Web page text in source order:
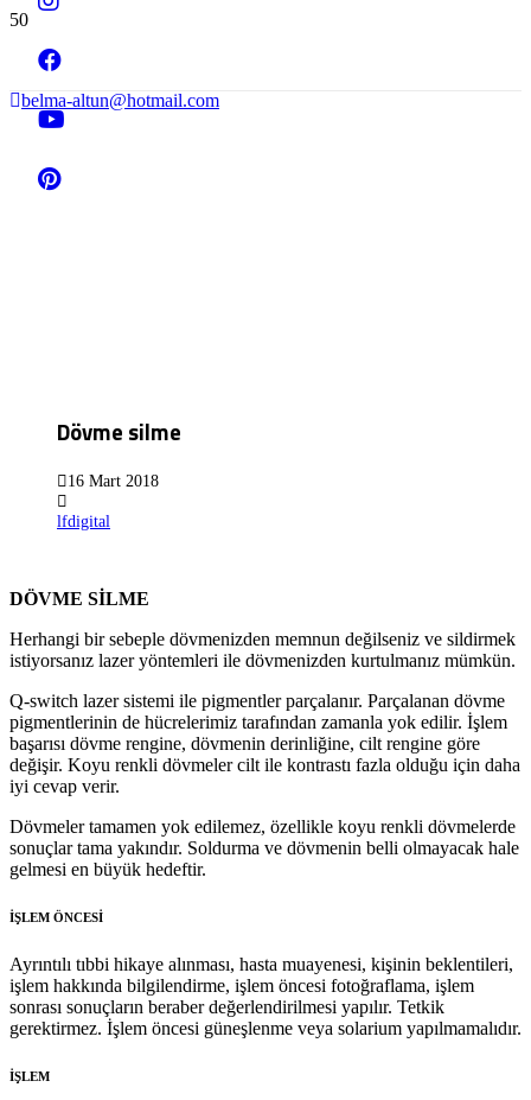
belma-altun@hotmail.com
Dövme silme
16 Mart 2018
lfdigital
DÖVME SİLME
Herhangi bir sebeple dövmenizden memnun değilseniz ve sildirmek
istiyorsanız lazer yöntemleri ile dövmenizden kurtulmanız mümkün.
Q-switch lazer sistemi ile pigmentler parçalanır. Parçalanan dövme
pigmentlerinin de hücrelerimiz tarafından zamanla yok edilir. İşlem
başarısı dövme rengine, dövmenin derinliğine, cilt rengine göre
değişir. Koyu renkli dövmeler cilt ile kontrastı fazla olduğu için daha
iyi cevap verir.
Dövmeler tamamen yok edilemez, özellikle koyu renkli dövmelerde
sonuçlar tama yakındır. Soldurma ve dövmenin belli olmayacak hale
gelmesi en büyük hedeftir.
İŞLEM ÖNCESİ
Ayrıntılı tıbbi hikaye alınması, hasta muayenesi, kişinin beklentileri,
işlem hakkında bilgilendirme, işlem öncesi fotoğraflama, işlem
sonrası sonuçların beraber değerlendirilmesi yapılır. Tetkik
gerektirmez. İşlem öncesi güneşlenme veya solarium yapılmamalıdır.
İŞLEM